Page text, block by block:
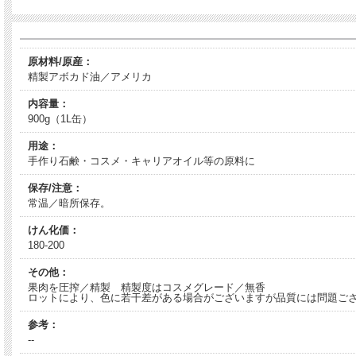
原材料/原産：
精製アボカド油／アメリカ
内容量：
900g（1L缶）
用途：
手作り石鹸・コスメ・キャリアオイル等の原料に
保存/注意：
常温／暗所保存。
けん化価：
180-200
その他：
果肉を圧搾／精製 精製度はコスメグレード／無香
ロットにより、色に若干差がある場合がございますが品質には問題ご
参考：
--